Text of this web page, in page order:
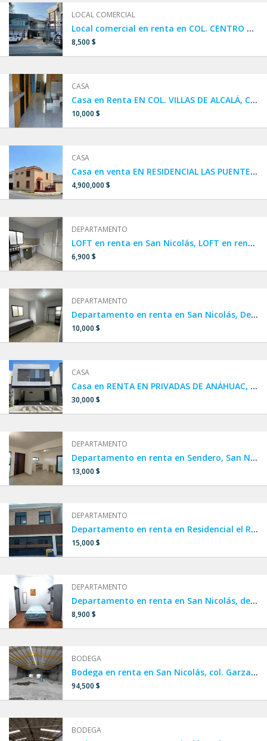
LOCAL COMERCIAL
Local comercial en renta en COL. CENTRO DE SAN NICOLÁS DE LOS GARZA
8,500 $
CASA
Casa en Renta EN COL. VILLAS DE ALCALÁ, CIÉNEGA DE FLORES, N.L.
10,000 $
CASA
Casa en venta EN RESIDENCIAL LAS PUENTES, en San Nicolás de los Garza, cerca de Diego Diaz y el Anillo vial.
4,900,000 $
DEPARTAMENTO
LOFT en renta en San Nicolás, LOFT en renta amueblado en San Nicolás, Clínica 6 IMSS, LOFT cerca de UANL
6,900 $
DEPARTAMENTO
Departamento en renta en San Nicolás, Departamento amueblado cerca de UANL, Departamento amueblado cerca de la clínica 6 IMSS, AMUEBLADO por UNIVERSIDAD Y CLÍNICA 6 IMSS,departamento en colonia Nuevo Periférico,Iturbide
10,000 $
CASA
Casa en RENTA EN PRIVADAS DE ANÁHUAC, Escobedo, cerca de Concordia y República
30,000 $
DEPARTAMENTO
Departamento en renta en Sendero, San Nicolás
13,000 $
DEPARTAMENTO
Departamento en renta en Residencial el Roble, San Nicolás
15,000 $
DEPARTAMENTO
Departamento en renta en San Nicolás, departamento cerca de UANL.
8,900 $
BODEGA
Bodega en renta en San Nicolás, col. Garza Cantú
94,500 $
BODEGA